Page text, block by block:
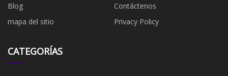
Blog
Contáctenos
mapa del sitio
Privacy Policy
CATEGORÍAS